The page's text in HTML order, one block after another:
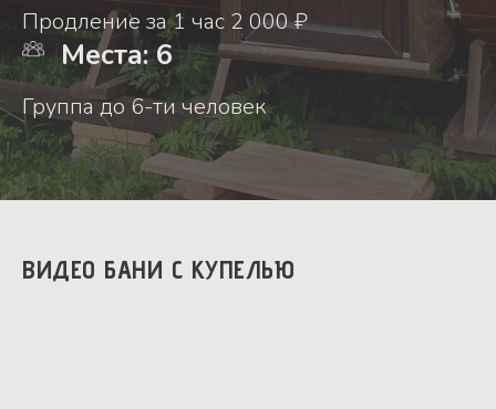
Продление за 1 час 2 000 ₽
Места: 6
Группа до 6-ти человек
ВИДЕО БАНИ С КУПЕЛЬЮ